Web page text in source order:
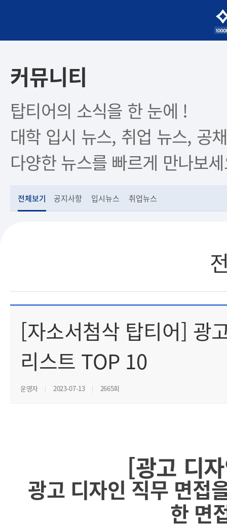
커뮤니티
탑티어의 소식을 한 눈에 !
대학 입시 뉴스, 취업 뉴스, 공
다양한 뉴스를 빠르게 만나보
전체보기 공지사항 입시뉴스 취업뉴스
[자소서첨삭 탑티어] 광
리스트 TOP 10
운영자 2023-07-13 2665회
[광고 디
광고 디자인 직무 면접
한 면